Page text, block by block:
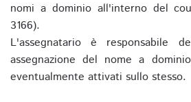
nomi a dominio all'interno del
3166).
L'assegnatario è responsabile
assegnazione del nome a
eventualmente attivati sullo stesso.